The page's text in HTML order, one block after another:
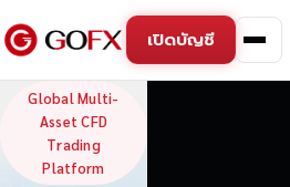
เปิดบัญชี
GoFX —
Global Multi-
Asset CFD
Trading
Platform